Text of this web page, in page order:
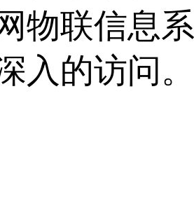
物联信息
入的访问。